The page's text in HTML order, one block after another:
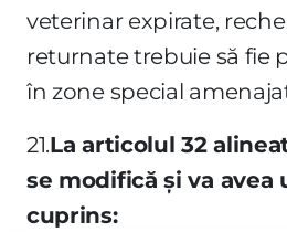
veterinar expirate,
returnate trebuie să fie
în zone special
21.La articolul 32
se modifică şi va avea
cuprins: